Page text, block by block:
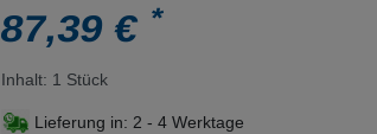
87,39 €*
Inhalt: 1 Stück
Lieferung in: 2 - 4 Werktage